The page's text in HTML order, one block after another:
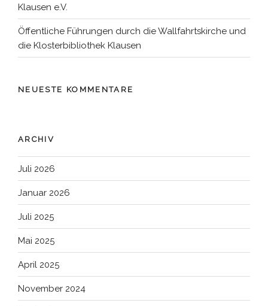
Klausen e.V.
Öffentliche Führungen durch die Wallfahrtskirche und
die Klosterbibliothek Klausen
NEUESTE KOMMENTARE
ARCHIV
Juli 2026
Januar 2026
Juli 2025
Mai 2025
April 2025
November 2024